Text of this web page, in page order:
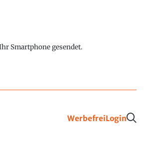
Smartphone gesendet.
WerbefreiLogin